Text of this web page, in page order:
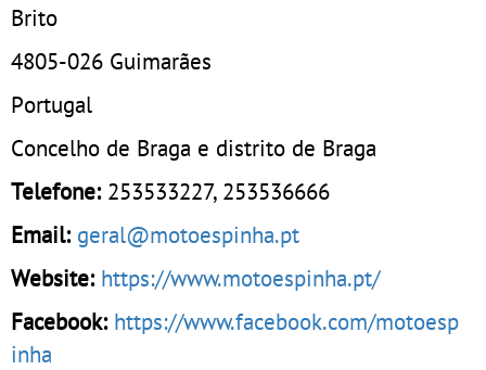
Brito
4805-026 Guimarães
Portugal
Concelho de Braga e distrito de Braga
Telefone: 253533227, 253536666
Email: geral@motoespinha.pt
Website: https://www.motoespinha.pt/
Facebook: https://www.facebook.com/motoesp
inha